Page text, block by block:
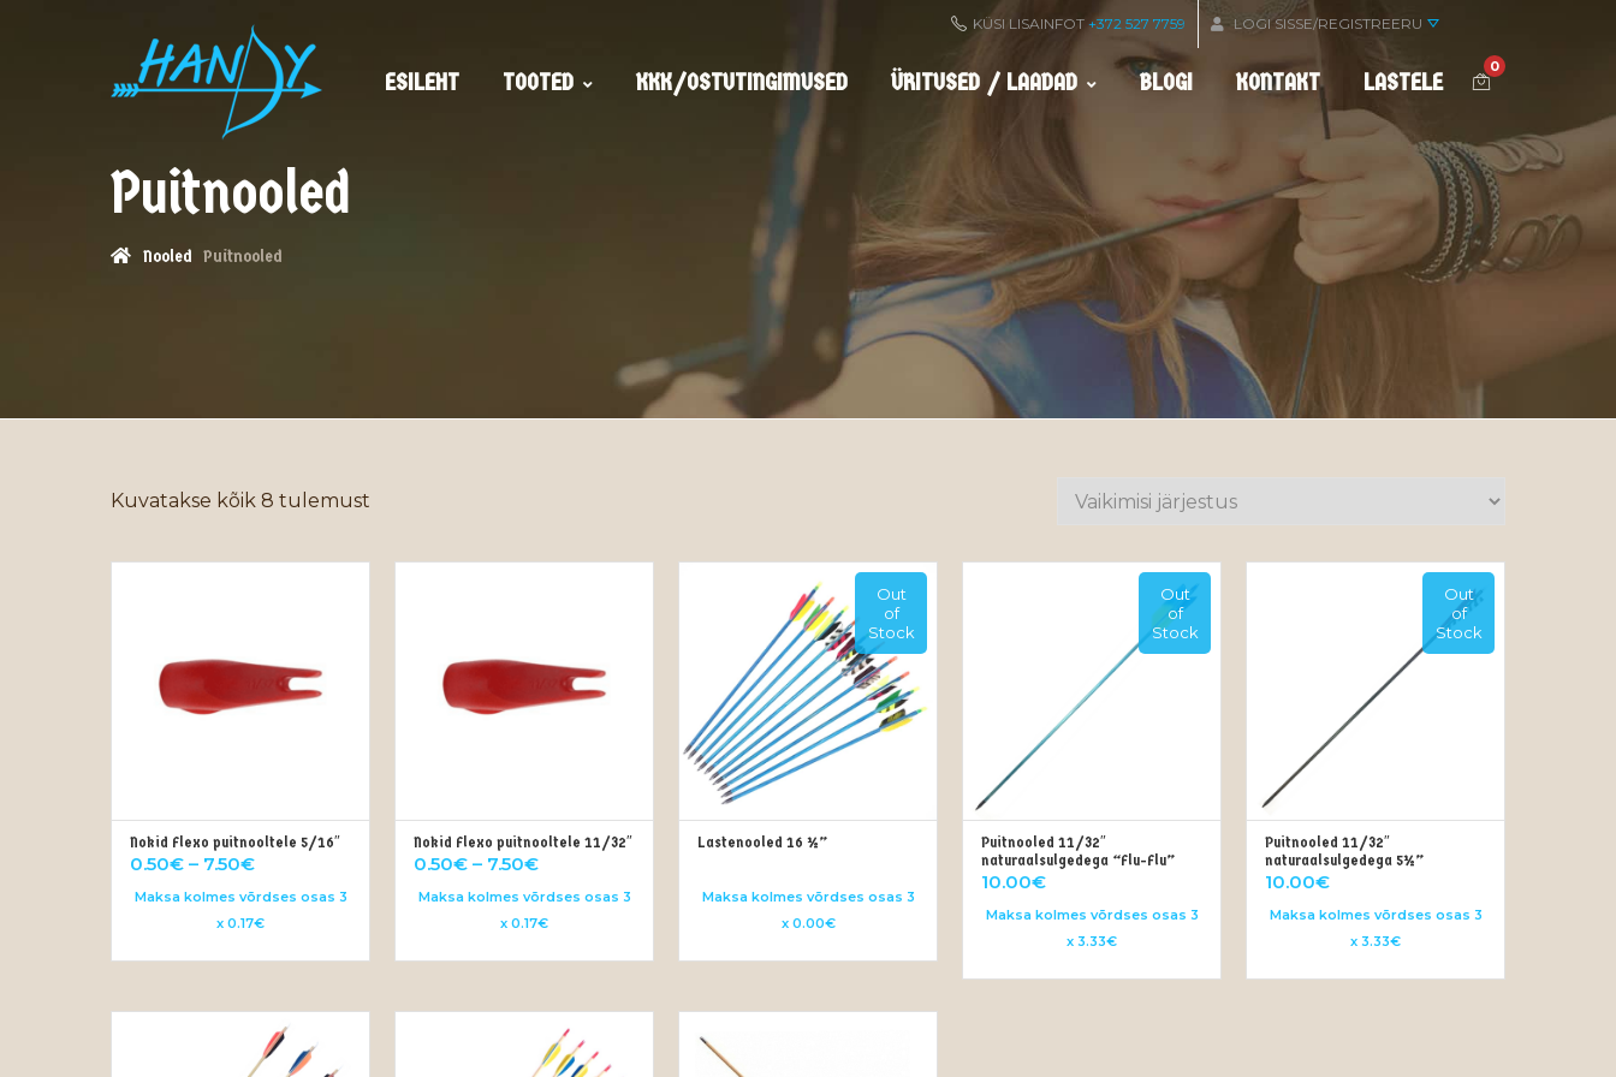
KÜSI LISAINFOT +372 527 7759 LOGI SISSE/REGISTREERU
ESILEHT TOOTED KKK/OSTUTINGIMUSED ÜRITUSED / LAADAD BLOGI KONTAKT LASTELE
0
Puitnooled
Nooled Puitnooled
Kuvatakse kõik 8 tulemust
VALI
Nokid Flexo puitnooltele 5/16″
0.50€ – 7.50€Price
range:
0.50€
7.50€
Maksa kolmes võrdses osas 3
x 0.17€
VALI
Nokid Flexo puitnooltele 11/32″
0.50€ – 7.50€Price
range:
0.50€
7.50€
Maksa kolmes võrdses osas 3
x 0.17€
Out
of
Stock
OUT OF STOCK
Lastenooled 16 ½”
Maksa kolmes võrdses osas 3
x 0.00€
Out
of
Stock
OUT OF STOCK
Puitnooled 11/32″
naturaalsulgedega “Flu-Flu”
10.00€
Maksa kolmes võrdses osas 3
x 3.33€
Out
of
Stock
OUT OF STOCK
Puitnooled 11/32″
naturaalsulgedega 5½”
10.00€
Maksa kolmes võrdses osas 3
x 3.33€